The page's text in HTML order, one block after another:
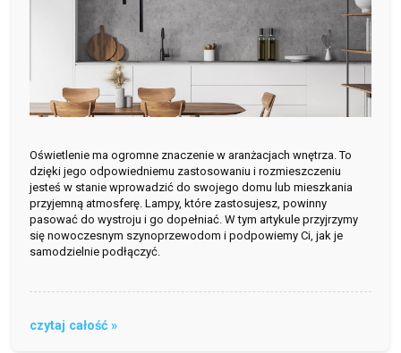
Oświetlenie ma ogromne znaczenie w aranżacjach wnętrza. To
dzięki jego odpowiedniemu zastosowaniu i rozmieszczeniu
jesteś w stanie wprowadzić do swojego domu lub mieszkania
przyjemną atmosferę. Lampy, które zastosujesz, powinny
pasować do wystroju i go dopełniać. W tym artykule przyjrzymy
się nowoczesnym szynoprzewodom i podpowiemy Ci, jak je
samodzielnie podłączyć.
czytaj całość »